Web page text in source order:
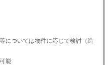
については物件に応じて検討（造
能